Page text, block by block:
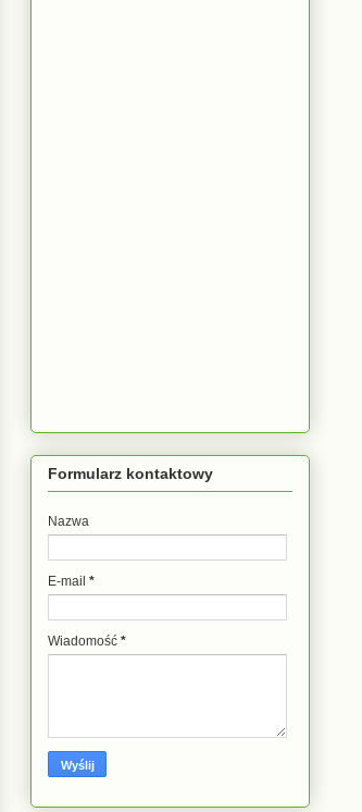
Formularz kontaktowy
Nazwa
E-mail *
Wiadomość *